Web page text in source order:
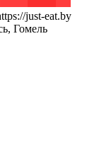
just-eat.by
Гомель